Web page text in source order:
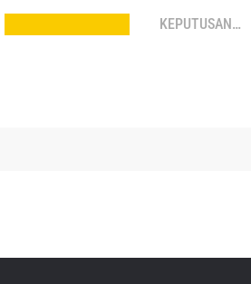
KEPUTUSAN